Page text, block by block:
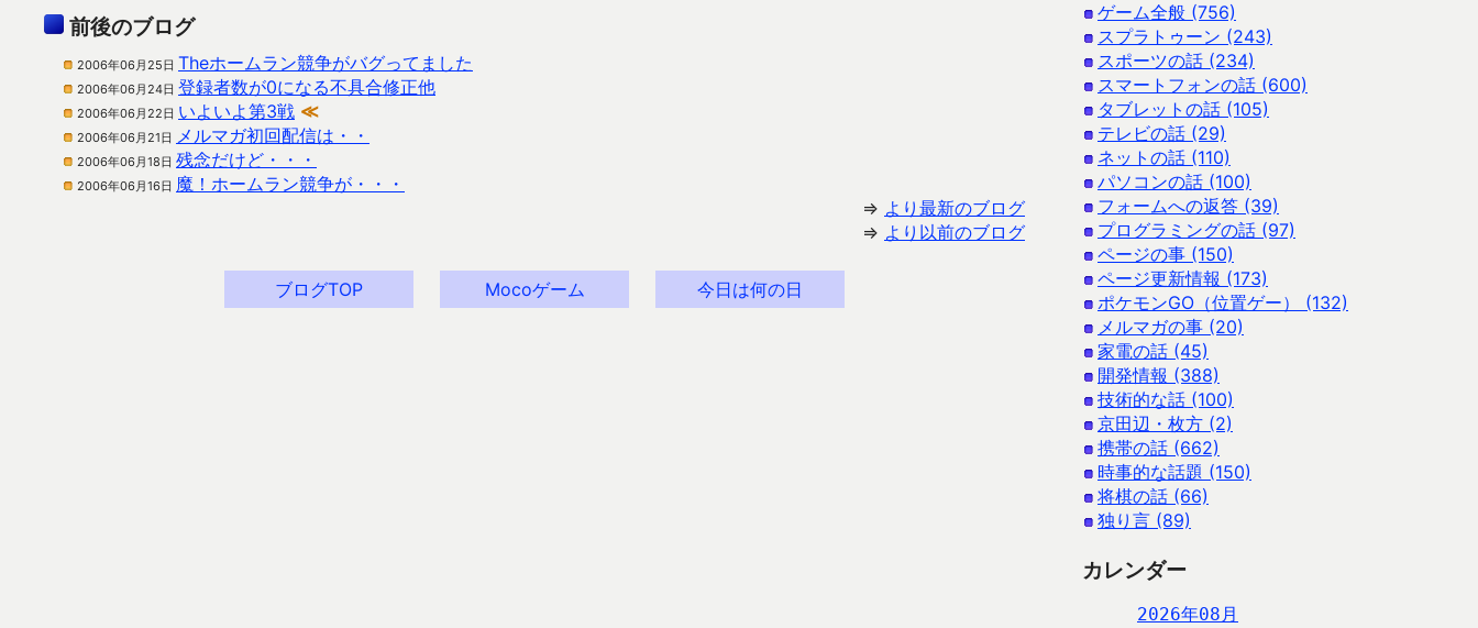
前後のブログ
2006年06月25日 Theホームラン競争がバグってました
2006年06月24日 登録者数が0になる不具合修正他
2006年06月22日 いよいよ第3戦 ≪
2006年06月21日 メルマガ初回配信は・・
2006年06月18日 残念だけど・・・
2006年06月16日 魔！ホームラン競争が・・・
⇒ より最新のブログ
⇒ より以前のブログ
ブログTOP Mocoゲーム 今日は何の日
ゲーム全般 (756)
スプラトゥーン (243)
スポーツの話 (234)
スマートフォンの話 (600)
タブレットの話 (105)
テレビの話 (29)
ネットの話 (110)
パソコンの話 (100)
フォームへの返答 (39)
プログラミングの話 (97)
ページの事 (150)
ページ更新情報 (173)
ポケモンGO（位置ゲー） (132)
メルマガの事 (20)
家電の話 (45)
開発情報 (388)
技術的な話 (100)
京田辺・枚方 (2)
携帯の話 (662)
時事的な話題 (150)
将棋の話 (66)
独り言 (89)
カレンダー
2026年08月